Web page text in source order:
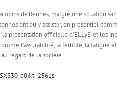
de Rennes, malgré une situation
ont pu y assister, en présentiel
présentation officielle d’ELLyE, et les
l’assurabilité, la fertilité, la fatigue
regard de la société.